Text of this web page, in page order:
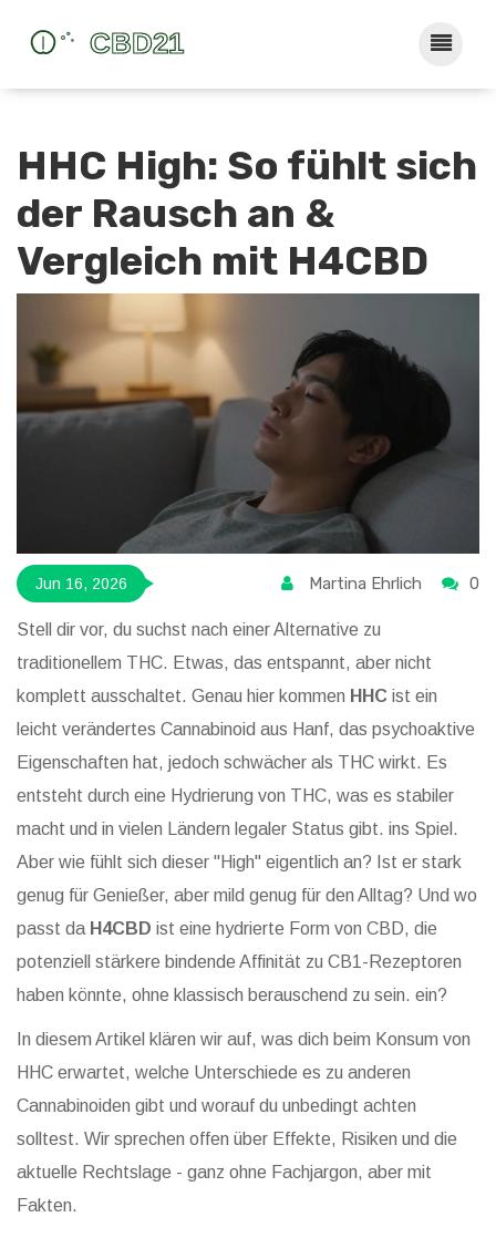
HHC High: So fühlt sich
der Rausch an &
Vergleich mit H4CBD
Jun 16, 2026 Martina Ehrlich 0
Stell dir vor, du suchst nach einer Alternative zu
traditionellem THC. Etwas, das entspannt, aber nicht
komplett ausschaltet. Genau hier kommen HHC ist ein
leicht verändertes Cannabinoid aus Hanf, das psychoaktive
Eigenschaften hat, jedoch schwächer als THC wirkt. Es
entsteht durch eine Hydrierung von THC, was es stabiler
macht und in vielen Ländern legaler Status gibt. ins Spiel.
Aber wie fühlt sich dieser "High" eigentlich an? Ist er stark
genug für Genießer, aber mild genug für den Alltag? Und wo
passt da H4CBD ist eine hydrierte Form von CBD, die
potenziell stärkere bindende Affinität zu CB1-Rezeptoren
haben könnte, ohne klassisch berauschend zu sein. ein?
In diesem Artikel klären wir auf, was dich beim Konsum von
HHC erwartet, welche Unterschiede es zu anderen
Cannabinoiden gibt und worauf du unbedingt achten
solltest. Wir sprechen offen über Effekte, Risiken und die
aktuelle Rechtslage - ganz ohne Fachjargon, aber mit
Fakten.